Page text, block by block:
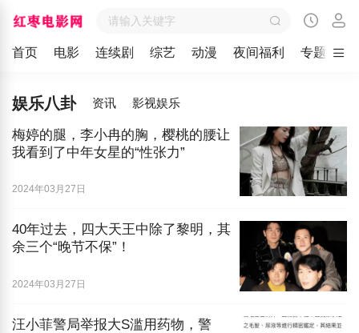
首页 电影 连续剧 综艺 动漫 夜间福利 专题 留
娱乐八卦 资讯 影视娱乐
梅婷的腿，李小冉的胸，樱桃的腰让
我看到了中年女星的“性张力”
2024年03月27日
40年过去，四大天王中除了黎明，其
余三个“晚节不保”！
2024年03月27日
汪小菲警局举报大S滥用药物，警